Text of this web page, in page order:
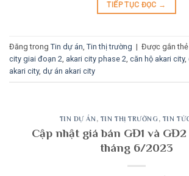
TIẾP TỤC ĐỌC →
Đăng trong Tin dự án Tin thị trường | Được gắn thẻ
city giai đoạn 2 akari city phase 2 căn hộ akari city,
akari city, dự án akari city
TIN DỰ ÁN , TIN THỊ TRƯỜNG, TIN
Cập nhật giá bán GĐ1 và
tháng 6/2023